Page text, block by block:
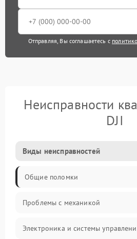
Отправляя, Вы соглашаетесь с
Неисправности
DJI
Виды неисправностей
Общие поломки
Проблемы с механикой
Электроника и системы